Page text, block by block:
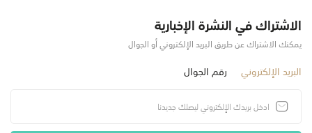
الاشتراك في النشرة الإخبارية
يمكنك الاشتراك عن طريق البريد الإلكتروني أو الجوال
البريد الإلكتروني رقم الجوال